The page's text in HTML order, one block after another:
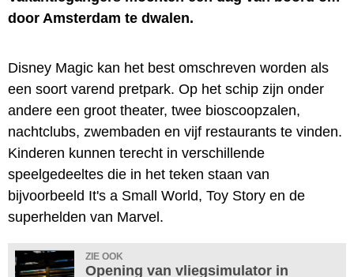
door Amsterdam te dwalen.
Disney Magic kan het best omschreven worden als
een soort varend pretpark. Op het schip zijn onder
andere een groot theater, twee bioscoopzalen,
nachtclubs, zwembaden en vijf restaurants te vinden.
Kinderen kunnen terecht in verschillende
speelgedeeltes die in het teken staan van
bijvoorbeeld It's a Small World, Toy Story en de
superhelden van Marvel.
ZIE OOK
Opening van vliegsimulator in